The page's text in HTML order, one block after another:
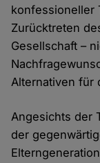
konfessioneller
Zurücktreten
Gesellschaft –
Alternativen für
Angesichts der
der